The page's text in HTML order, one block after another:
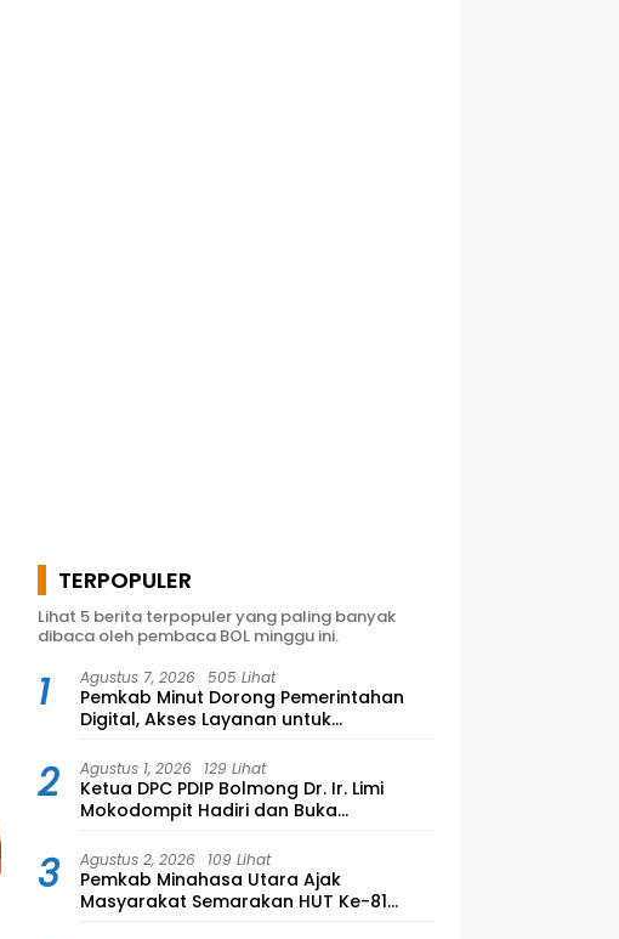
TERPOPULER
Lihat 5 berita terpopuler yang paling banyak
dibaca oleh pembaca BOL minggu ini.
1 Agustus 7, 2026 505 Lihat
Pemkab Minut Dorong Pemerintahan
Digital, Akses Layanan untuk
Masyarakat
2 Agustus 1, 2026 129 Lihat
Ketua DPC PDIP Bolmong Dr. Ir. Limi
Mokodompit Hadiri dan Buka
Musyawarah Ranting Se-Kecamatan
Lolayan
3 Agustus 2, 2026 109 Lihat
Pemkab Minahasa Utara Ajak
Masyarakat Semarakan HUT Ke-81
Kemerdekaan RI